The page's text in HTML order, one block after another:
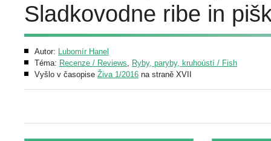
Sladkovodne ribe in
Autor: Lubomír Hanel
Téma: Recenze / Reviews, Ryby, paryby, kruhoústí / Fish
Vyšlo v časopise Živa 1/2016 na straně XVII